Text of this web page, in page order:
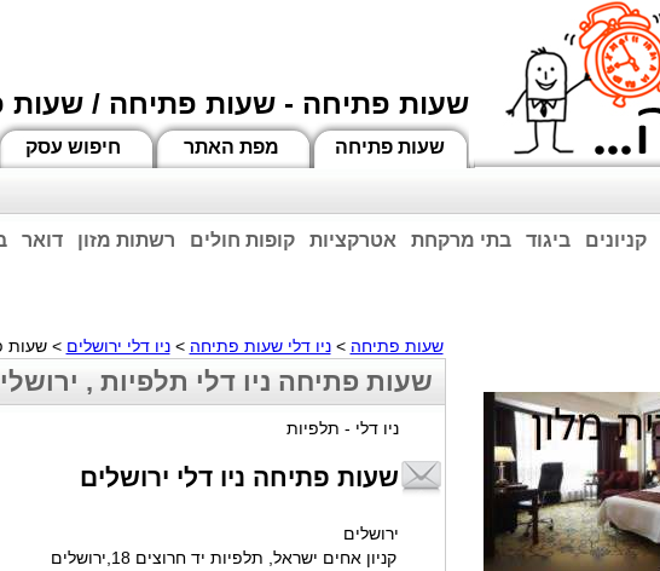
שעות פתיחה - שעות פתיחה / שעות
חיפוש עסק מפת האתר שעות פתיחה
דואר רשתות מזון קופות חולים אטרקציות בתי מרקחת ביגוד קניונים
שעות פתיחה >ניו דלי שעות פתיחה >ניו דלי ירושלים > שעות
שעות פתיחה ניו דלי תלפיות ,
ניו דלי - תלפיות
שעות פתיחה ניו דלי ירושלים
ירושלים
קניון אחים ישראל, תלפיות יד חרוצים 18,ירושלים